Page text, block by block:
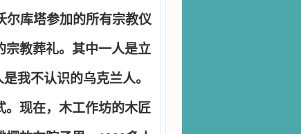
尔库塔参加的所有宗教仪
宗教葬礼。其中一人是立
我不认识的乌克兰人。
。现在，木工作坊的木匠